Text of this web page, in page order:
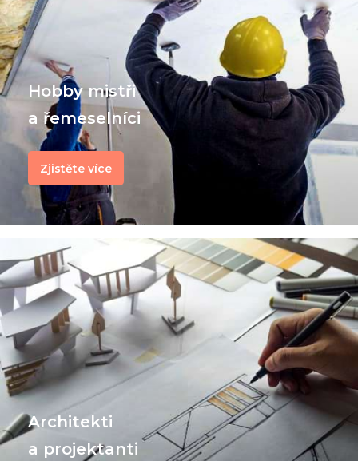
Hobby mistři
a řemeselníci
Zjistěte více
Architekti
a projektanti